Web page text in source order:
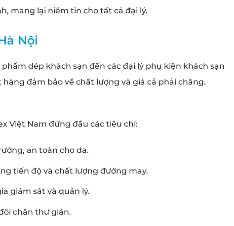
mang lại niềm tin cho tất cả đại lý.
Nội
dép khách sạn đến các đại lý phụ kiện khách sạn
đảm bảo về chất lượng và giá cả phải chăng.
Việt Nam đứng đầu các tiêu chí:
an toàn cho da.
tiến độ và chất lượng đường may.
giám sát và quản lý.
chân thư giãn.